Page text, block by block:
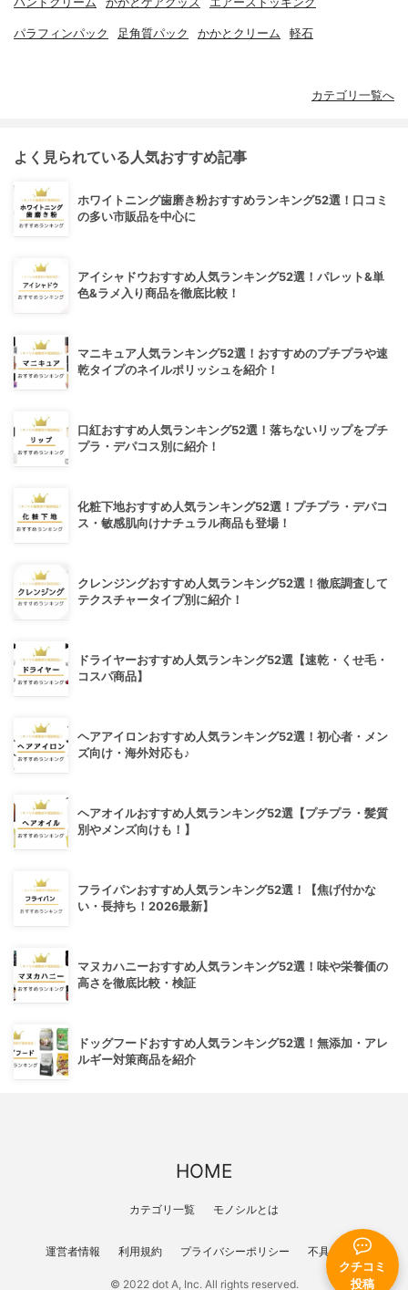
クチコミ
投稿
パラフィンパック 足角質パック かかとクリーム 軽石
カテゴリ一覧へ
よく見られている人気おすすめ記事
ホワイトニング歯磨き粉おすすめランキング52選！口コミ
の多い市販品を中心に
アイシャドウおすすめ人気ランキング52選！パレット&単
色&ラメ入り商品を徹底比較！
マニキュア人気ランキング52選！おすすめのプチプラや速
乾タイプのネイルポリッシュを紹介！
口紅おすすめ人気ランキング52選！落ちないリップをプチ
プラ・デパコス別に紹介！
化粧下地おすすめ人気ランキング52選！プチプラ・デパコ
ス・敏感肌向けナチュラル商品も登場！
クレンジングおすすめ人気ランキング52選！徹底調査して
テクスチャータイプ別に紹介！
ドライヤーおすすめ人気ランキング52選【速乾・くせ毛・
コスパ商品】
ヘアアイロンおすすめ人気ランキング52選！初心者・メン
ズ向け・海外対応も♪
ヘアオイルおすすめ人気ランキング52選【プチプラ・髪質
別やメンズ向けも！】
フライパンおすすめ人気ランキング52選！【焦げ付かな
い・長持ち！2026最新】
マヌカハニーおすすめ人気ランキング52選！味や栄養価の
高さを徹底比較・検証
ドッグフードおすすめ人気ランキング52選！無添加・アレ
ルギー対策商品を紹介
HOME
カテゴリ一覧 モノシルとは
運営者情報 利用規約 プライバシーポリシー 不具合報告
© 2022 dot A, Inc. All rights reserved.